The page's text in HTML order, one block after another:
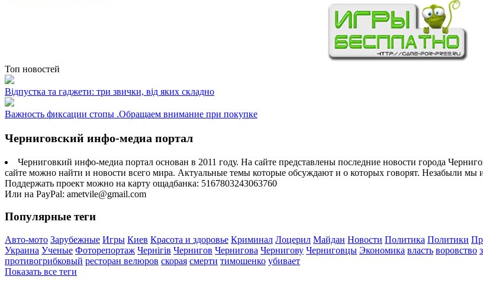
Топ новостей
Відпустка та гаджети: три звички, від яких складно
Важность фиксации стопы .Обращаем внимание при покупке
Черниговский инфо-медиа портал
Черниговкий инфо-медиа портал основан в 2011 году. На сайте представлены последние новости города
сайте можно найти и новости всего мира. Актуальные темы которые обсуждают и о которых говорят. Незабыли мы
Поддержать проект можно на карту ощадбанка: 5167803243063760
Или на PayPal: ametvile@gmail.com
Популярные теги
Авто-мото Зарубежные Игры Киев Красота и здоровье Криминал Лоцерил Майдан Новости Политика Политики
Украина Ученые Фоторепортаж Чернігів Чернигов Чернигова Чернигову Черниговцы Экономика власть воровство
противогрибковый ресторан велюров скорая смерти тимошенко убивает
Показать все теги